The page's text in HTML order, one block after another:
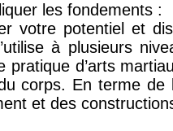
les fondements :
votre potentiel et
à plusieurs
pratique d’arts
corps. En terme
et des